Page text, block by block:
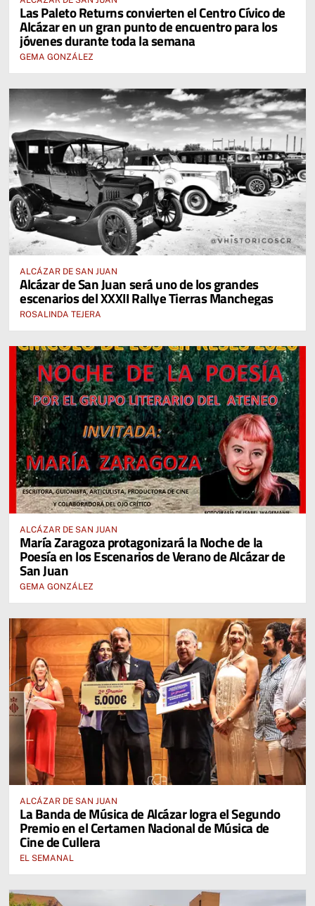
Las Paleto Returns convierten el Centro Cívico de
Alcázar en un gran punto de encuentro para los
jóvenes durante toda la semana
GEMA GONZÁLEZ
ALCÁZAR DE SAN JUAN
Alcázar de San Juan será uno de los grandes
escenarios del XXXII Rallye Tierras Manchegas
ROSALINDA TEJERA
ALCÁZAR DE SAN JUAN
María Zaragoza protagonizará la Noche de la
Poesía en los Escenarios de Verano de Alcázar de
San Juan
GEMA GONZÁLEZ
ALCÁZAR DE SAN JUAN
La Banda de Música de Alcázar logra el Segundo
Premio en el Certamen Nacional de Música de
Cine de Cullera
EL SEMANAL